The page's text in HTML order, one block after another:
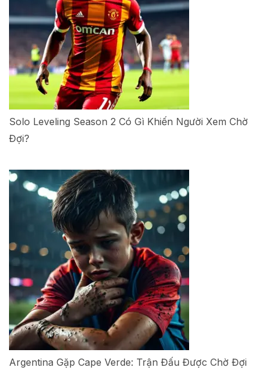
Solo Leveling Season 2 Có Gì Khiến Người Xem Chờ
Đợi?
Argentina Gặp Cape Verde: Trận Đấu Được Chờ Đợi